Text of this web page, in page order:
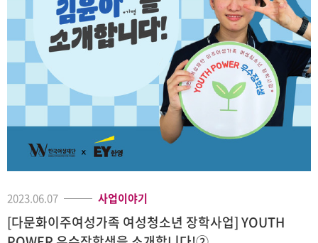
2023.06.07 사업이야기
[다문화이주여성가족 여성청소년 장학사업] YOUTH